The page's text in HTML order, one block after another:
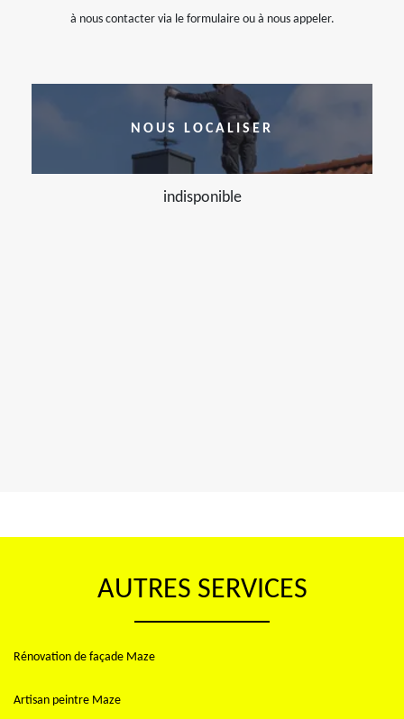
à nous contacter via le formulaire ou à nous appeler.
NOUS LOCALISER
indisponible
AUTRES SERVICES
Rénovation de façade Maze
Artisan peintre Maze